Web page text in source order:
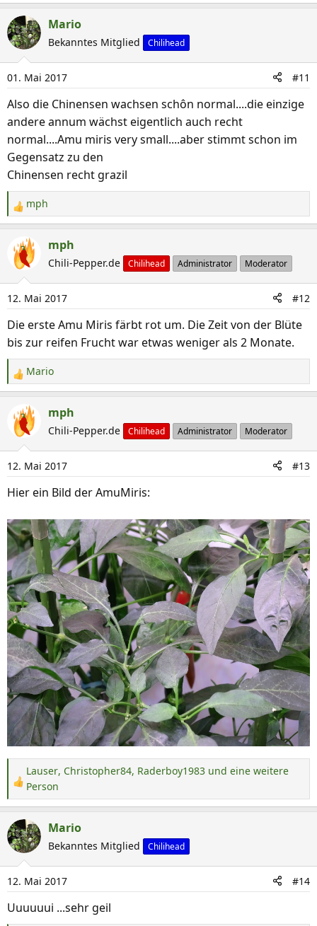
Mario
Bekanntes Mitglied Chilihead
01. Mai 2017 #11
Also die Chinensen wachsen schôn normal....die einzige
andere annum wächst eigentlich auch recht
normal....Amu miris very small....aber stimmt schon im
Gegensatz zu den
Chinensen recht grazil
R
e
a
k
i
o
n
n
mph
mph
Chili-Pepper.de Chilihead Administrator Moderator
12. Mai 2017 #12
Die erste Amu Miris färbt rot um. Die Zeit von der Blüte
bis zur reifen Frucht war etwas weniger als 2 Monate.
R
e
a
k
i
o
n
n
:
Mario
mph
Chili-Pepper.de Chilihead Administrator Moderator
12. Mai 2017 #13
Hier ein Bild der AmuMiris:
R
e
k
t
i
o
n
e
Lauser, Christopher84, Raderboy1983 und eine weitere
Person
Mario
Bekanntes Mitglied Chilihead
12. Mai 2017 #14
Uuuuuui ...sehr geil